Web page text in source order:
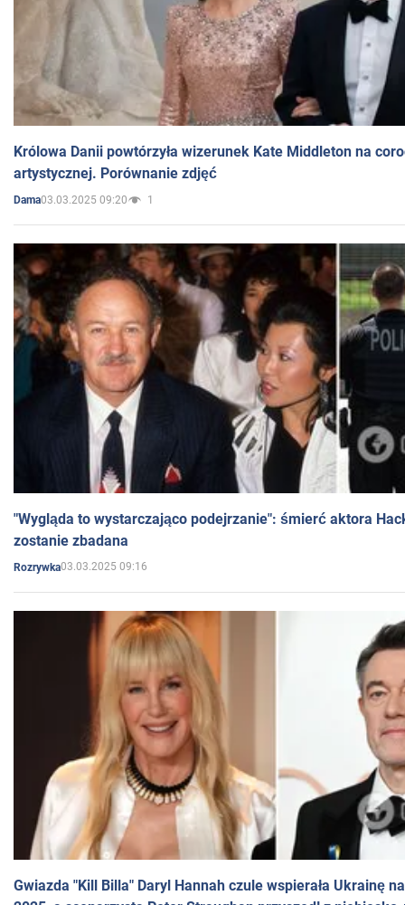
Królowa Danii powtórzyła wizerunek Kate Middleton na
artystycznej. Porównanie zdjęć
Dama03.03.2025 09:20 1
"Wygląda to wystarczająco podejrzanie": śmierć aktora
zostanie zbadana
Rozrywka03.03.2025 09:16
Gwiazda "Kill Billa" Daryl Hannah czule wspierała Ukrainę